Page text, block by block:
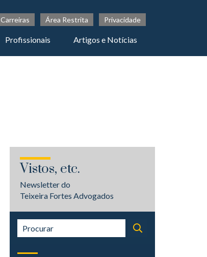
Carreiras Área Restrita Privacidade
Profissionais Artigos e Notícias
Vistos, etc.
Newsletter do
Teixeira Fortes Advogados